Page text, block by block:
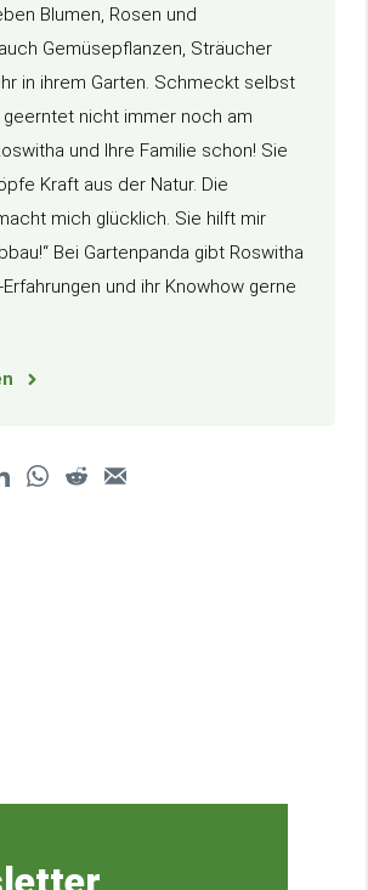
Blumen, Rosen und
Gemüsepflanzen, Sträucher
in ihrem Garten. Schmeckt selbst
geerntet nicht immer noch am
und Ihre Familie schon! Sie
Kraft aus der Natur. Die
mich glücklich. Sie hilft mir
Bei Gartenpanda gibt Roswitha
und ihr Knowhow gerne